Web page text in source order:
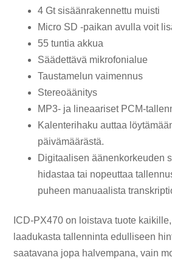
4 Gt sisäänrakennettu muisti
Micro SD -paikan avulla voit
55 tuntia akkua
Säädettävä mikrofonialue
Taustamelun vaimennus
Stereoäänitys
MP3- ja lineaariset PCM-
Kalenterihaku auttaa
päivämäärästä.
Digitaalisen äänenkorkeuden
hidastaa tai nopeuttaa
puheen manuaalista
ICD-PX470 on loistava tuote
laadukasta tallenninta edulliseen
saatavana jopa halvempana, vain